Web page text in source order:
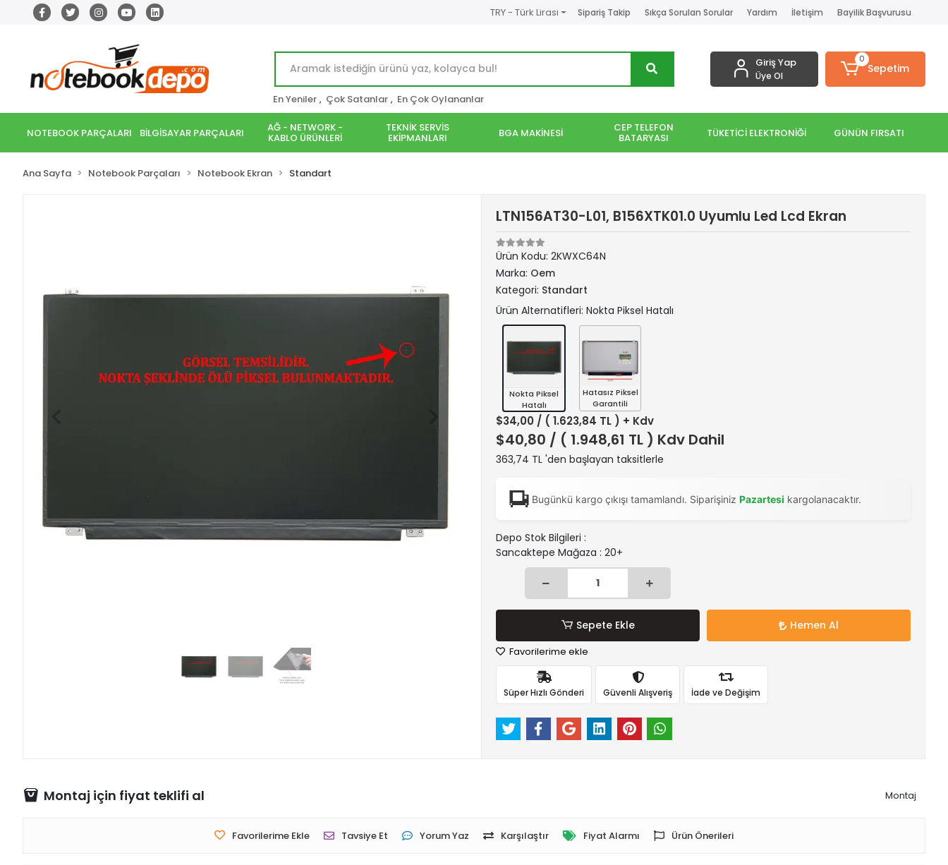
TRY - Türk Lirası Sipariş Takip Sıkça Sorulan Sorular Yardım İletişim Bayilik Başvurusu
En Yeniler , Çok Satanlar , En Çok Oylananlar
Giriş Yap
Üye Ol
0
Sepetim
NOTEBOOK PARÇALARI BİLGİSAYAR PARÇALARI AĞ - NETWORK -
KABLO ÜRÜNLERİ
TEKNİK SERVİS
EKİPMANLARI BGA MAKİNESİ CEP TELEFON
BATARYASI TÜKETİCİ ELEKTRONİĞİ GÜNÜN FIRSATI
Ana Sayfa Notebook Parçaları Notebook Ekran Standart
LTN156AT30-L01, B156XTK01.0 Uyumlu Led Lcd Ekran
Ürün Kodu: 2KWXC64N
Marka: Oem
Kategori: Standart
Ürün Alternatifleri: Nokta Piksel Hatalı
Nokta Piksel
Hatalı
Hatasız Piksel
Garantili
$34,00 / ( 1.623,84 TL ) + Kdv
$40,80 / ( 1.948,61 TL ) Kdv Dahil
363,74 TL 'den başlayan taksitlerle
Bugünkü kargo çıkışı tamamlandı. Siparişiniz Pazartesi kargolanacaktır.
Depo Stok Bilgileri :
Sancaktepe Mağaza : 20+
Sepete Ekle Hemen Al
Favorilerime ekle
Süper Hızlı Gönderi Güvenli Alışveriş İade ve Değişim
Montaj için fiyat teklifi al Montaj
Favorilerime Ekle Tavsiye Et Yorum Yaz Karşılaştır Fiyat Alarmı Ürün Önerileri